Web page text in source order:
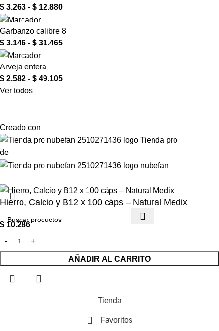
$ 3.263 - $ 12.880
Garbanzo calibre 8
$ 3.146 - $ 31.465
Arveja entera
$ 2.582 - $ 49.105
Ver todos
Creado con
de
Hierro, Calcio y B12 x 100 cáps – Natural Medix
$ 10.286
AÑADIR AL CARRITO
Tienda
Favoritos